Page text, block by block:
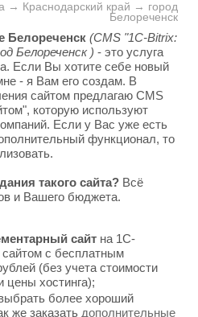
→ Краснодарский край → город
Белореченск
Белореченск (CMS "1C-Bitrix:
Белореченск ) - это услуга
Если Вы хотите себе новый
- я Вам его создам. В
сайтом предлагаю CMS
которую используют
Если у Вас уже есть
функционал, то
такого сайта? Всё
и Вашего бюджета.
сайт на 1С-
с бесплатным
(без учета стоимости
цены хостинга);
более хороший
же заказать дополнительные